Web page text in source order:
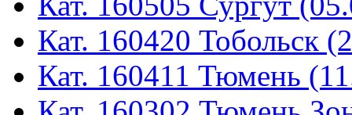
Кат. 160420 Тобольск
Кат. 160411 Тюмень